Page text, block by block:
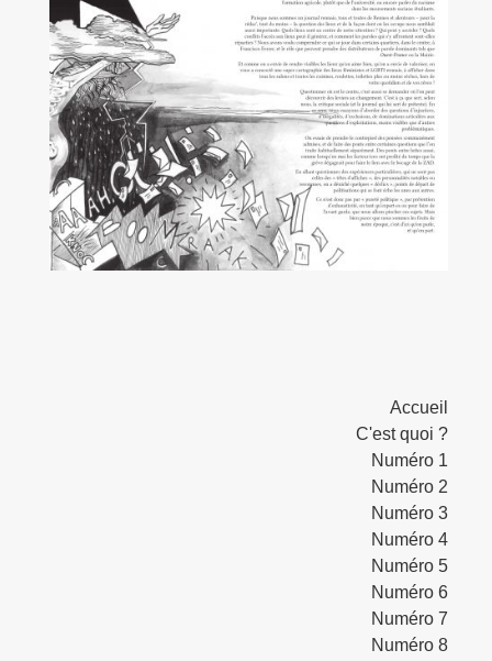
Accueil
C'est quoi ?
Numéro 1
Numéro 2
Numéro 3
Numéro 4
Numéro 5
Numéro 6
Numéro 7
Numéro 8